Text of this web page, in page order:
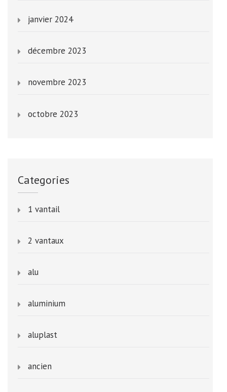
janvier 2024
décembre 2023
novembre 2023
octobre 2023
Categories
1 vantail
2 vantaux
alu
aluminium
aluplast
ancien